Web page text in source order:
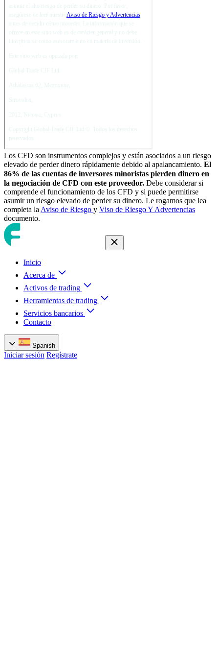
Los CFD son instrumentos complejos y están asociados a un riesgo
elevado de perder dinero rápidamente debido al apalancamiento. El
86% de las cuentas de inversores minoristas pierden dinero en
la negociación de CFD con este proveedor. Debe considerar si
comprende el funcionamiento de los CFD y si puede permitirse
asumir un riesgo elevado de perder su dinero. Le rogamos que lea
completa la Aviso de Riesgo y Viso de Riesgo Y Advertencias
documento.
Inicio
Acerca de
Activos de trading
Herramientas de trading
Servicios bancarios
Contacto
Spanish
Iniciar sesión Regístrate